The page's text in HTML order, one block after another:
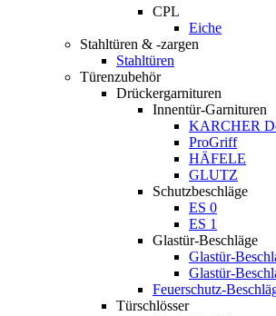
CPL
Eiche
Stahltüren & -zargen
Stahltüren
Türenzubehör
Drückergarnituren
Innentür-Garnituren
KARCHER
ProGriff
HÄFELE
GLUTZ
Schutzbeschläge
ES 0
ES 1
Glastür-Beschläge
Glastür-
Glastür-
Feuerschutz-
Türschlösser